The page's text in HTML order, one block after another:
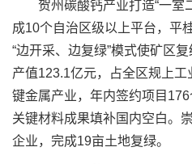
贺州碳酸钙产业打造“一室
成10个自治区级以上平台，平
“边开采、边复绿”模式使矿区
产值123.1亿元，占全区规上
键金属产业，年内签约项目
关键材料成果填补国内空白。
企业，完成19亩土地复绿。